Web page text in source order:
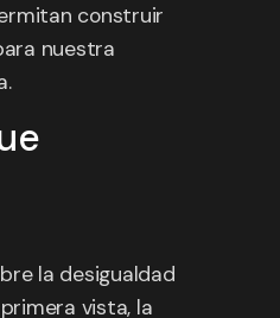
construir
nuestra
la desigualdad
vista, la